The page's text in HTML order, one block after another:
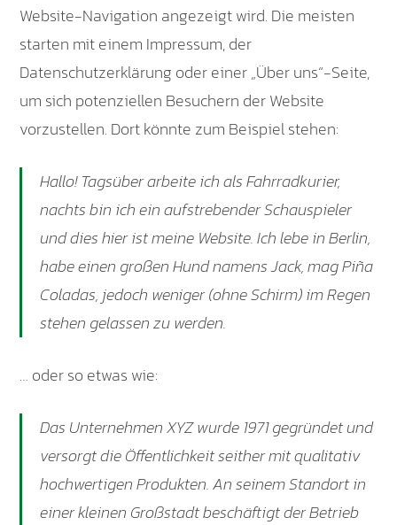
Website-Navigation angezeigt wird. Die meisten
starten mit einem Impressum, der
Datenschutzerklärung oder einer „Über uns“-Seite,
um sich potenziellen Besuchern der Website
vorzustellen. Dort könnte zum Beispiel stehen:
Hallo! Tagsüber arbeite ich als Fahrradkurier,
nachts bin ich ein aufstrebender Schauspieler
und dies hier ist meine Website. Ich lebe in Berlin,
habe einen großen Hund namens Jack, mag Piña
Coladas, jedoch weniger (ohne Schirm) im Regen
stehen gelassen zu werden.
… oder so etwas wie:
Das Unternehmen XYZ wurde 1971 gegründet und
versorgt die Öffentlichkeit seither mit qualitativ
hochwertigen Produkten. An seinem Standort in
einer kleinen Großstadt beschäftigt der Betrieb